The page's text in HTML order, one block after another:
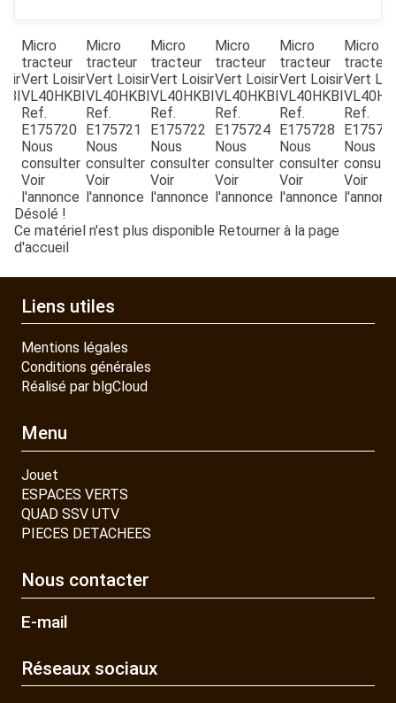
PIECES DETACHEES
CONTACT
Micro
tracteur
Vert Loisir
VL40HKBI
Ref.
E175720
Nous
consulter
Voir
l'annonce
Micro
tracteur
Vert Loisir
VL40HKBI
Ref.
E175721
Nous
consulter
Voir
l'annonce
Micro
tracteur
Vert Loisir
VL40HKBI
Ref.
E175722
Nous
consulter
Voir
l'annonce
Micro
tracteur
Vert Loisir
VL40HKBI
Ref.
E175724
Nous
consulter
Voir
l'annonce
Micro
tracteur
Vert Loisir
VL40HKBI
Ref.
E175728
Nous
consulter
Voir
l'annonce
Micro
tracteur
Vert
Ref.
Nous
Voir
Désolé !
Ce matériel n'est plus disponible Retourner à la page
d'accueil
Liens utiles
Mentions légales
Conditions générales
Réalisé par blgCloud
Menu
Jouet
ESPACES VERTS
QUAD SSV UTV
PIECES DETACHEES
Nous contacter
E-mail
Réseaux sociaux